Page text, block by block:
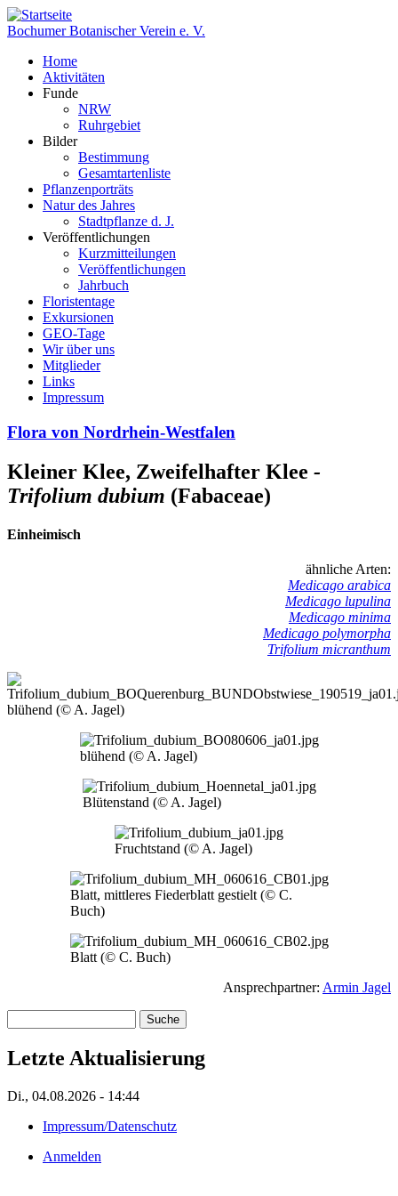
Direkt
zum
Bochumer Botanischer Verein e. V.
Hauptnavigation
Home
Aktivitäten
Funde
NRW
Ruhrgebiet
Bilder
Bestimmung
Gesamtartenliste
Pflanzenporträts
Natur des Jahres
Stadtpflanze d. J.
Veröffentlichungen
Kurzmitteilungen
Veröffentlichungen
Jahrbuch
Floristentage
Exkursionen
GEO-Tage
Wir über uns
Mitglieder
Links
Impressum
Flora von Nordrhein-Westfalen
Kleiner Klee, Zweifelhafter Klee -
Trifolium dubium (Fabaceae)
Einheimisch
ähnliche Arten:
Medicago arabica
Medicago lupulina
Medicago minima
Medicago polymorpha
Trifolium micranthum
Bild
blühend (© A. Jagel)
Bild
blühend (© A. Jagel)
Bild
Blütenstand (© A. Jagel)
Bild
Fruchtstand (© A. Jagel)
Bild
Blatt, mittleres Fiederblatt gestielt (© C.
Buch)
Bild
Blatt (© C. Buch)
Ansprechpartner: Armin Jagel
Letzte Aktualisierung
Di., 04.08.2026 - 14:44
Fußzeilenmenü
Impressum/Datenschutz
Anmelden